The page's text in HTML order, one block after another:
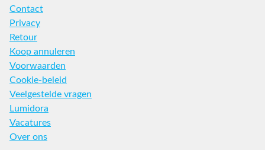
Contact
Privacy
Retour
Koop annuleren
Voorwaarden
Cookie-beleid
Veelgestelde vragen
Lumidora
Vacatures
Over ons